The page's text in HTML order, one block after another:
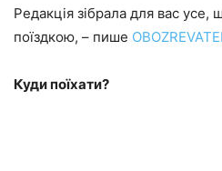
Редакція зібрала для вас усе,
поїздкою, – пише
Куди поїхати?